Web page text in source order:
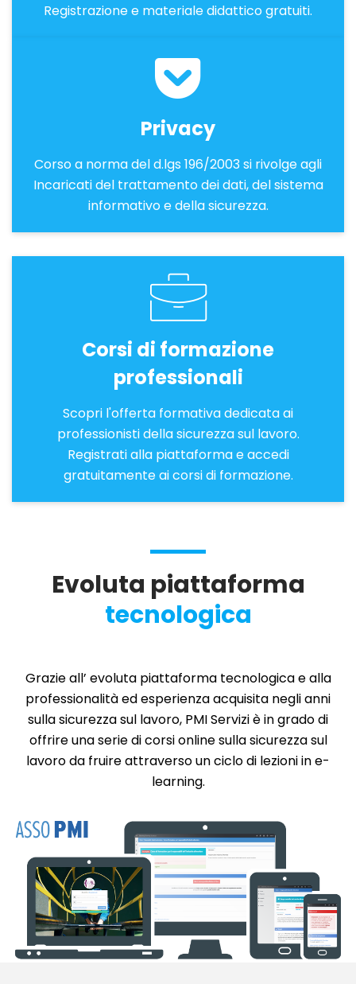
Registrazione e materiale didattico gratuiti.
Privacy
Corso a norma del d.lgs 196/2003 si rivolge agli
Incaricati del trattamento dei dati, del sistema
informativo e della sicurezza.
Corsi di formazione
professionali
Scopri l'offerta formativa dedicata ai
professionisti della sicurezza sul lavoro.
Registrati alla piattaforma e accedi
gratuitamente ai corsi di formazione.
Evoluta piattaforma
tecnologica
Grazie all’ evoluta piattaforma tecnologica e alla
professionalità ed esperienza acquisita negli anni
sulla sicurezza sul lavoro, PMI Servizi è in grado di
offrire una serie di corsi online sulla sicurezza sul
lavoro da fruire attraverso un ciclo di lezioni in e-
learning.